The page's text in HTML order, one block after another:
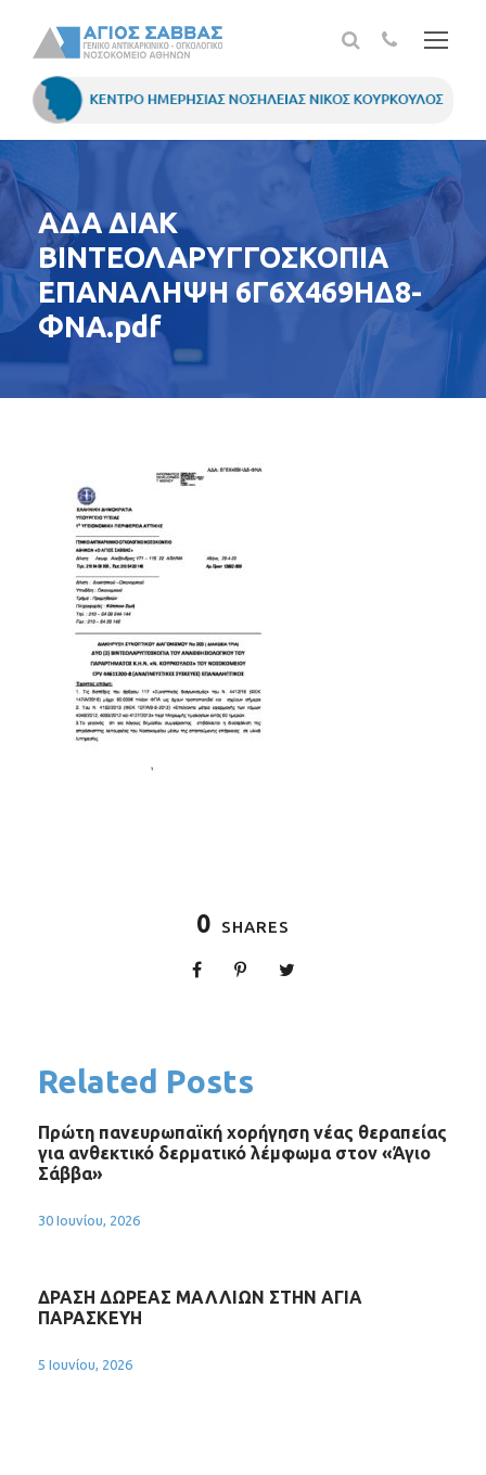
ΑΔΑ ΔΙΑΚ
ΒΙΝΤΕΟΛΑΡΥΓΓΟΣΚΟΠΙΑ
ΕΠΑΝΑΛΗΨΗ 6Γ6Χ469ΗΔ8-
ΦΝΑ.pdf
0 SHARES
Related Posts
Πρώτη πανευρωπαϊκή χορήγηση νέας θεραπείας
για ανθεκτικό δερματικό λέμφωμα στον «Άγιο
Σάββα»
30 Ιουνίου, 2026
ΔΡΑΣΗ ΔΩΡΕΑΣ ΜΑΛΛΙΩΝ ΣΤΗΝ ΑΓΙΑ
ΠΑΡΑΣΚΕΥΗ
5 Ιουνίου, 2026